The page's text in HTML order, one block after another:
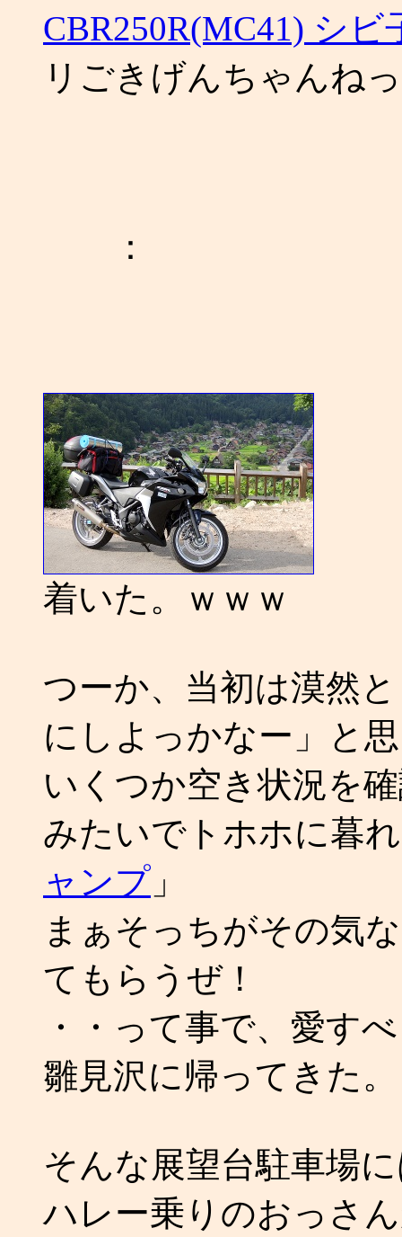
CBR250R(MC41) シビ
リごきげんちゃんね
：
着いた。ｗｗｗ
つーか、当初は漠然
にしよっかなー」と
いくつか空き状況を
みたいでトホホに暮
ャンプ 」
まぁそっちがその気
てもらうぜ！
・・って事で、愛す
雛見沢に帰ってきた
そんな展望台駐車場
ハレー乗りのおっさ